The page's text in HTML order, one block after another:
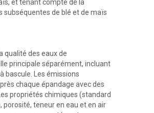
et tenant compte de la
subséquentes de blé et de maïs
qualité des eaux de
principale séparément, incluant
bascule. Les émissions
chaque épandage avec des
propriétés chimiques (standard
teneur en eau et en air